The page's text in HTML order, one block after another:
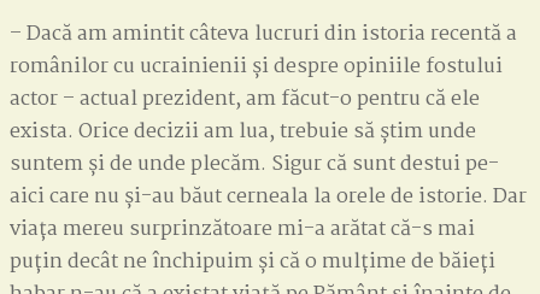
– Dacă am amintit câteva lucruri din istoria recentă a
românilor cu ucrainienii și despre opiniile fostului
actor – actual prezident, am făcut-o pentru că ele
exista. Orice decizii am lua, trebuie să știm unde
suntem și de unde plecăm. Sigur că sunt destui pe-
aici care nu și-au băut cerneala la orele de istorie. Dar
viața mereu surprinzătoare mi-a arătat că-s mai
puțin decât ne închipuim și că o mulțime de băieți